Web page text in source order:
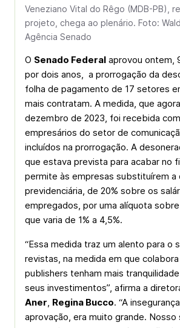
Veneziano Vital do Rêgo (MDB-PB),
projeto, chega ao plenário. Foto:
Agência Senado
O Senado Federal aprovou ontem,
por dois anos, a prorrogação da
folha de pagamento de 17 setores
mais contratam. A medida, que
dezembro de 2023, foi recebida
empresários do setor de
incluídos na prorrogação. A
que estava prevista para acabar no
permite às empresas substituírem a
previdenciária, de 20% sobre os
empregados, por uma alíquota
que varia de 1% a 4,5%.
“Essa medida traz um alento para o
revistas, na medida em que
publishers tenham mais
seus investimentos”, afirma a
Aner, Regina Bucco. “A
aprovação, era muito grande. Nosso